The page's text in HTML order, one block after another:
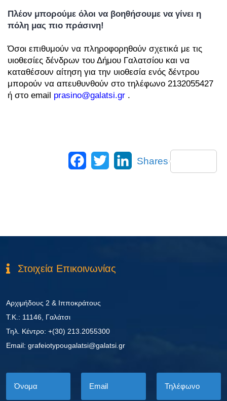
Πλέον μπορούμε όλοι να βοηθήσουμε να γίνει η
πόλη μας πιο πράσινη!
Όσοι επιθυμούν να πληροφορηθούν σχετικά με τις
υιοθεσίες δένδρων του Δήμου Γαλατσίου και να
καταθέσουν αίτηση για την υιοθεσία ενός δέντρου
μπορούν να απευθυνθούν στο τηλέφωνο 2132055427
ή στο email prasino@galatsi.gr .
Facebook
Twitter LinkedIn
Shares
Στοιχεία Επικοινωνίας
Αρχιμήδους 2 & Ιπποκράτους
Τ.Κ.: 11146, Γαλάτσι
Τηλ. Κέντρο: +(30) 213.2055300
Εmail: grafeiotypougalatsi@galatsi.gr